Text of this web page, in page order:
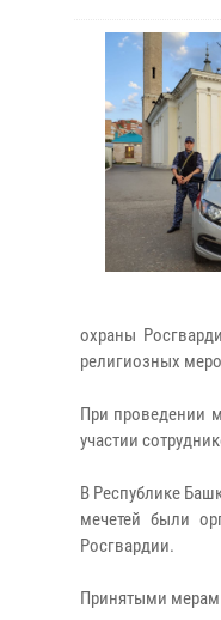
охраны
религиозных
При проведении
участии
В Республике
мечетей были
Росгвардии.
Принятыми